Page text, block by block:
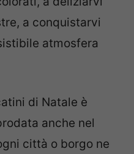
a conquistarvi
atmosfera
di Natale è
anche nel
città o borgo ne